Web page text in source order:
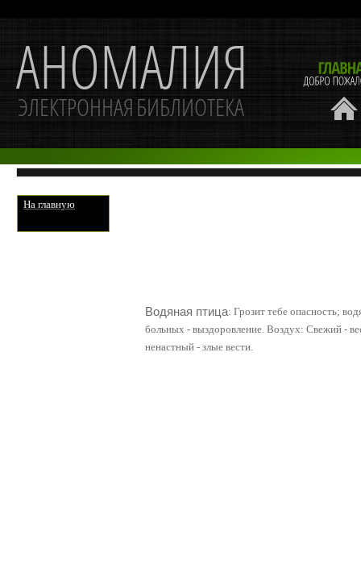
На главную
Водяная птица: Грозит тебе опасность;
больных - выздоровление. Воздух:Свежий -
ненастный - злые вести.